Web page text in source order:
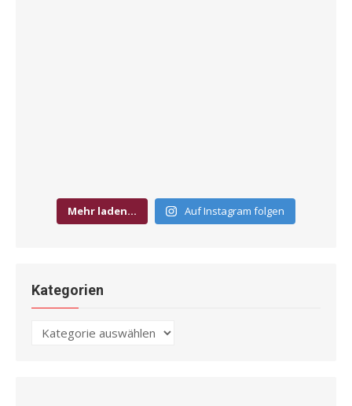
Mehr laden… Auf Instagram folgen
Kategorien
Kategorien